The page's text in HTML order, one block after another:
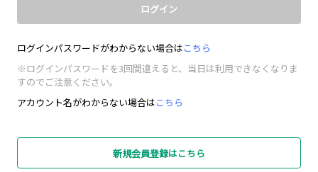
ログイン
ログインパスワードがわからない場合はこちら
※ログインパスワードを3回間違えると、当日は利用できなくなりま
すのでご注意ください。
アカウント名がわからない場合はこちら
新規会員登録はこちら